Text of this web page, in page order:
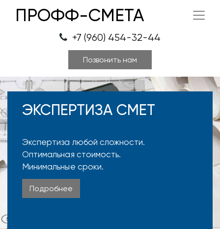
ПРОФФ-СМЕТА
+7 (960) 454-32-44
Позвонить нам
ЭКСПЕРТИЗА СМЕТ
Экспертиза любой сложности.
Оптимальная стоимость.
Минимальные сроки.
Подробнее